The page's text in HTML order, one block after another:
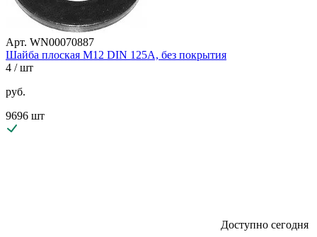
Арт. WN00070887
Шайба плоская М12 DIN 125A, без покрытия
4 / шт
руб.
9696 шт
Доступно сегодня